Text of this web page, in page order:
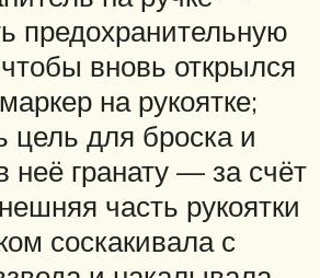
предохранительную
чтобы вновь открылся
на рукоятке;
цель для броска и
неё гранату — за счёт
часть рукоятки
соскакивала с